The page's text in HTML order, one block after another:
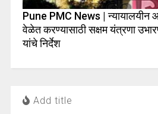
Pune PMC News | न्यायालयीन
वेळेत करण्यासाठी सक्षम यंत्रणा
यांचे निर्देश
Add title